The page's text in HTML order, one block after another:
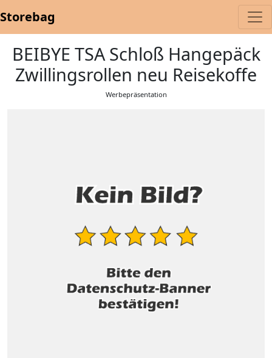
Storebag
BEIBYE TSA Schloß Hangepäck
Zwillingsrollen neu Reisekoffe
Werbepräsentation